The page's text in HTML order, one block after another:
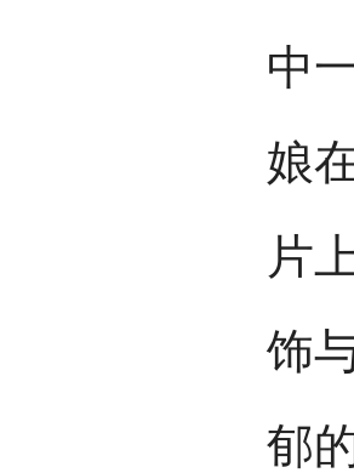
中
娘
片
饰
郁